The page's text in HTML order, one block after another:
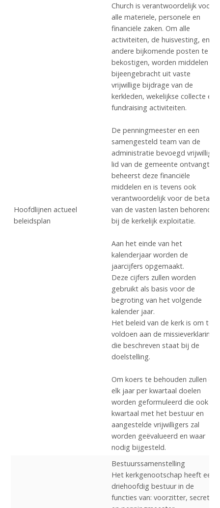
Hoofdlijnen actueel
beleidsplan
Church is verantwoordelijk voor
alle materiele, personele en
financiële zaken. Om alle
activiteiten, de huisvesting, en
andere bijkomende posten te
bekostigen, worden middelen
bijeengebracht uit vaste
vrijwillige bijdrage van de
kerkleden, wekelijkse collecte en
fundraising activiteiten.
De penningmeester en een
samengesteld team van de
administratie bevoegd vrijwillige
lid van de gemeente ontvangt en
beheerst deze financiële
middelen en is tevens ook
verantwoordelijk voor de
van de vasten lasten behorende
bij de kerkelijk exploitatie.
Aan het einde van het
kalenderjaar worden de
jaarcijfers opgemaakt.
Deze cijfers zullen worden
gebruikt als basis voor de
begroting van het volgende
kalender jaar.
Het beleid van de kerk is om te
voldoen aan de missieverklaring
die beschreven staat bij de
doelstelling.
Om koers te behouden zullen er
elk jaar per kwartaal doelen
worden geformuleerd die ook
kwartaal met het bestuur en
aangestelde vrijwilligers zal
worden geëvalueerd en waar
nodig bijgesteld.
Bestuurssamenstelling
Het kerkgenootschap heeft een
driehoofdig bestuur in de
functies van: voorzitter,